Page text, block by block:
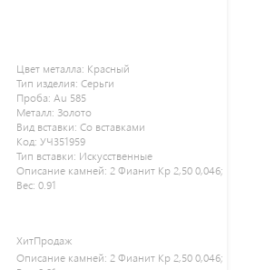
Цвет металла: Красный
Тип изделия: Серьги
Проба: Au 585
Металл: Золото
Вид вставки: Со вставками
Код: УЧ351959
Тип вставки: Искусственные
Описание камней: 2 Фианит Кр 2,50 0,046;
Вес: 0.91
ХитПродаж
Описание камней: 2 Фианит Кр 2,50 0,046;